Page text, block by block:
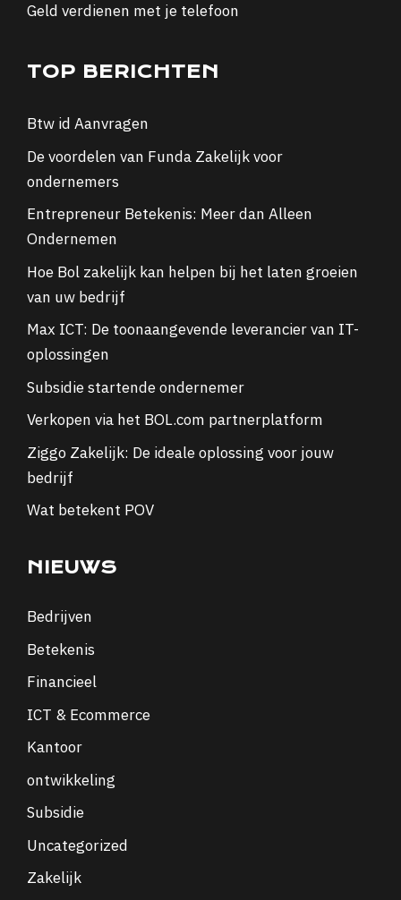
Geld verdienen met je telefoon
TOP BERICHTEN
Btw id Aanvragen
De voordelen van Funda Zakelijk voor
ondernemers
Entrepreneur Betekenis: Meer dan Alleen
Ondernemen
Hoe Bol zakelijk kan helpen bij het laten groeien
van uw bedrijf
Max ICT: De toonaangevende leverancier van IT-
oplossingen
Subsidie startende ondernemer
Verkopen via het BOL.com partnerplatform
Ziggo Zakelijk: De ideale oplossing voor jouw
bedrijf
Wat betekent POV
NIEUWS
Bedrijven
Betekenis
Financieel
ICT & Ecommerce
Kantoor
ontwikkeling
Subsidie
Uncategorized
Zakelijk